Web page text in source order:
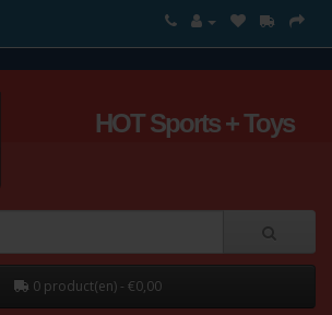
HOT Sports + Toys
0 product(en) - €0,00